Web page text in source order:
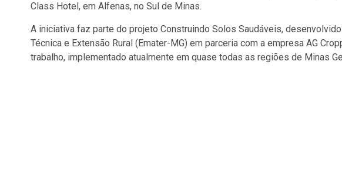
Class Hotel, em Alfenas, no Sul de Minas.
A iniciativa faz parte do projeto Construindo Solos Saudáveis,
Técnica e Extensão Rural (Emater-MG) em parceria com a empresa AG
trabalho, implementado atualmente em quase todas as regiões de Minas